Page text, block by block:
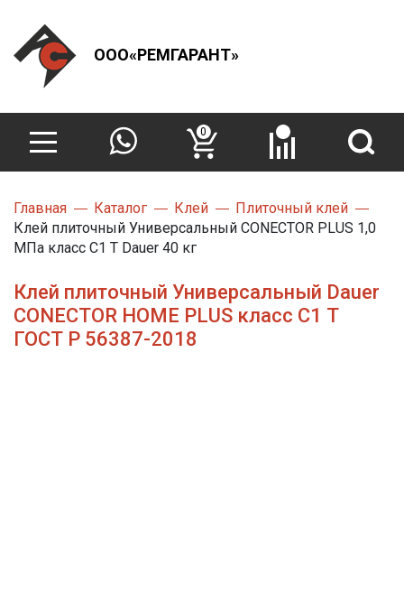
ООО«РЕМГАРАНТ»
0
Главная Каталог Клей
Плиточный клей
Клей плиточный Универсальный CONECTOR PLUS 1,0
МПа класс С1 Т Dauer 40 кг
Клей плиточный Универсальный Dauer
CONECTOR HOME PLUS класс С1 Т
ГОСТ Р 56387-2018